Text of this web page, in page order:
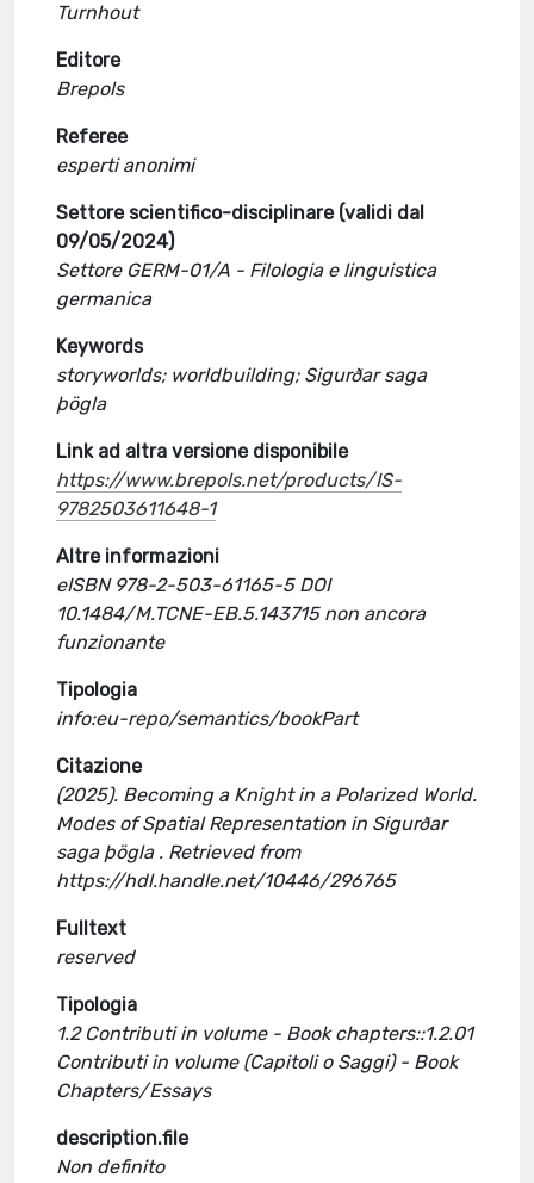
Turnhout
Editore
Brepols
Referee
esperti anonimi
Settore scientifico-disciplinare (validi dal
09/05/2024)
Settore GERM-01/A - Filologia e linguistica
germanica
Keywords
storyworlds; worldbuilding; Sigurðar saga
þögla
Link ad altra versione disponibile
https://www.brepols.net/products/IS-
9782503611648-1
Altre informazioni
eISBN 978-2-503-61165-5 DOI
10.1484/M.TCNE-EB.5.143715 non ancora
funzionante
Tipologia
info:eu-repo/semantics/bookPart
Citazione
(2025). Becoming a Knight in a Polarized World.
Modes of Spatial Representation in Sigurðar
saga þögla . Retrieved from
https://hdl.handle.net/10446/296765
Fulltext
reserved
Tipologia
1.2 Contributi in volume - Book chapters::1.2.01
Contributi in volume (Capitoli o Saggi) - Book
Chapters/Essays
description.file
Non definito